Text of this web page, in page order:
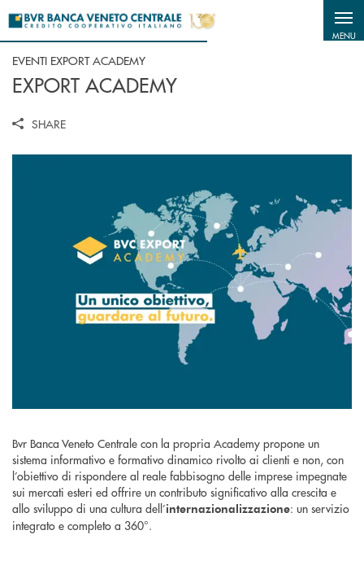
MENU
EVENTI EXPORT ACADEMY
EXPORT ACADEMY
SHARE
Bvr Banca Veneto Centrale con la propria Academy propone un
sistema informativo e formativo dinamico rivolto ai clienti e non, con
l’obiettivo di rispondere al reale fabbisogno delle imprese impegnate
sui mercati esteri ed offrire un contributo significativo alla crescita e
allo sviluppo di una cultura dell’internazionalizzazione: un servizio
integrato e completo a 360°.